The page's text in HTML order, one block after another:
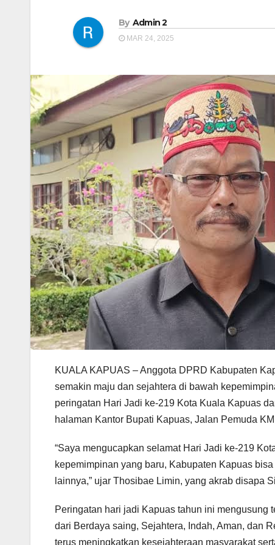
By Admin 2
MAR 24, 2025
KUALA KAPUAS – Anggota DPRD Kabupaten
semakin maju dan sejahtera di bawah
peringatan Hari Jadi ke-219 Kota Kuala Kapuas
halaman Kantor Bupati Kapuas, Jalan Pemuda
“Saya mengucapkan selamat Hari Jadi ke-219
kepemimpinan yang baru, Kabupaten Kapuas
lainnya,” ujar Thosibae Limin, yang akrab disapa
Peringatan hari jadi Kapuas tahun ini mengusung
dari Berdaya saing, Sejahtera, Indah, Aman, dan
terus meningkatkan kesejahteraan masyarakat